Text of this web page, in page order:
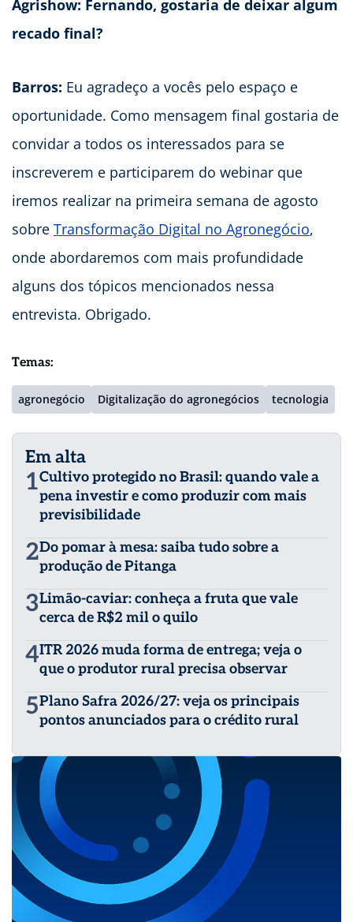
Agrishow: Fernando, gostaria de deixar algum
recado final?
Barros: Eu agradeço a vocês pelo espaço e
oportunidade. Como mensagem final gostaria de
convidar a todos os interessados para se
inscreverem e participarem do webinar que
iremos realizar na primeira semana de agosto
sobre Transformação Digital no Agronegócio,
onde abordaremos com mais profundidade
alguns dos tópicos mencionados nessa
entrevista. Obrigado.
Temas:
agronegócio Digitalização do agronegócios tecnologia
Em alta
1Cultivo protegido no Brasil: quando vale a
pena investir e como produzir com mais
previsibilidade
2Do pomar à mesa: saiba tudo sobre a
produção de Pitanga
3Limão-caviar: conheça a fruta que vale
cerca de R$2 mil o quilo
4ITR 2026 muda forma de entrega; veja o
que o produtor rural precisa observar
5Plano Safra 2026/27: veja os principais
pontos anunciados para o crédito rural